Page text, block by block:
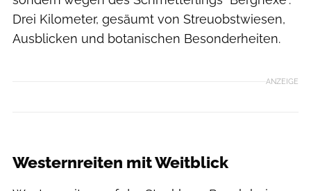
Drei Kilometer, gesäumt von Streuobstwiesen,
Ausblicken und botanischen Besonderheiten.
ANZEIGE
Westernreiten mit Weitblick